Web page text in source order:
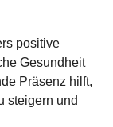
positive
Gesundheit
Präsenz hilft,
steigern und